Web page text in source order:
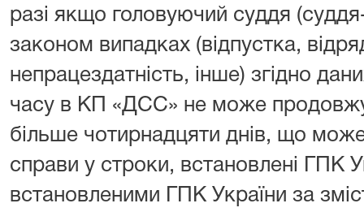
разі якщо головуючий суддя
законом випадках (відпустка,
непрацездатність, інше) згідно
часу в КП «ДСС» не може
більше чотирнадцяти днів, що
справи у строки, встановлені ГПК
встановленими ГПК України за